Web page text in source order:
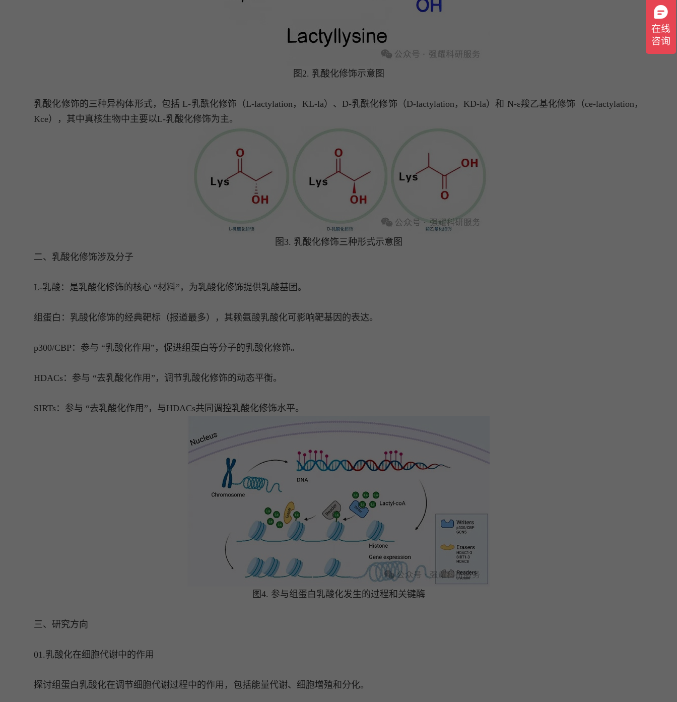
图2. 乳酸化修饰示意图
乳酸化修饰的三种异构体形式，包括 L-乳酰化修饰（L-lactylation，KL-la）、D-乳酰化修饰（D-lactylation，KD-la）和 N-ε羧乙基化修饰（ce-lactylation，
Kce），其中真核生物中主要以L-乳酸化修饰为主。
图3. 乳酸化修饰三种形式示意图
二、乳酸化修饰涉及分子
L-乳酸：是乳酸化修饰的核心 “材料”，为乳酸化修饰提供乳酸基团。
组蛋白：乳酸化修饰的经典靶标（报道最多），其赖氨酸乳酸化可影响靶基因的表达。
p300/CBP：参与 “乳酸化作用”，促进组蛋白等分子的乳酸化修饰。
HDACs：参与 “去乳酸化作用”，调节乳酸化修饰的动态平衡。
SIRTs：参与 “去乳酸化作用”，与HDACs共同调控乳酸化修饰水平。
图4. 参与组蛋白乳酸化发生的过程和关键酶
三、研究方向
01.乳酸化在细胞代谢中的作用
探讨组蛋白乳酸化在调节细胞代谢过程中的作用，包括能量代谢、细胞增殖和分化。